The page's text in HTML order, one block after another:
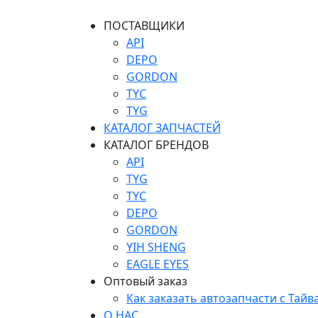
ПОСТАВЩИКИ
API
DEPO
GORDON
TYC
TYG
КАТАЛОГ ЗАПЧАСТЕЙ
КАТАЛОГ БРЕНДОВ
API
TYG
TYC
DEPO
GORDON
YIH SHENG
EAGLE EYES
Оптовый заказ
Как заказать автозапчасти с